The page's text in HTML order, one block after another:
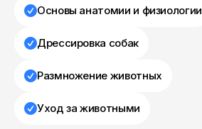
Основы анатомии и физиологии
Дрессировка собак
Размножение животных
Уход за животными